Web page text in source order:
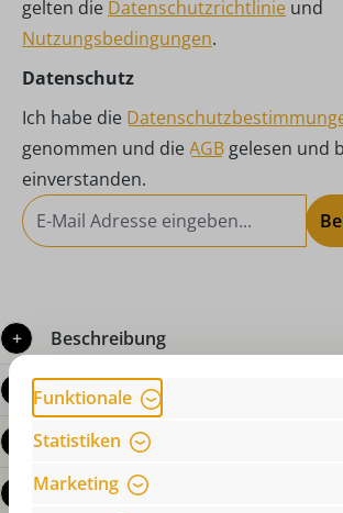
gelten die Datenschutzrichtlinie und
Nutzungsbedingungen.
Datenschutz
Ich habe die
genommen und die AGB gelesen und
einverstanden.
Beschreibung
Produktdetails
Bewertungen
Fragen zum Produkt
Funktionale
Statistiken
Marketing